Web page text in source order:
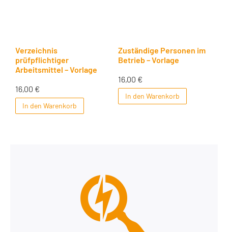
Verzeichnis
prüfpflichtiger
Arbeitsmittel – Vorlage
16,00 €
In den Warenkorb
Zuständige Personen im
Betrieb – Vorlage
16,00 €
In den Warenkorb